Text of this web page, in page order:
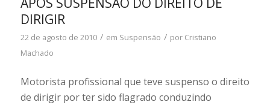
DIRIGIR
22 de agosto de 2010 / em Suspensão / por Cristiano
Machado
Motorista profissional que teve suspenso o direito
de dirigir por ter sido flagrado conduzindo